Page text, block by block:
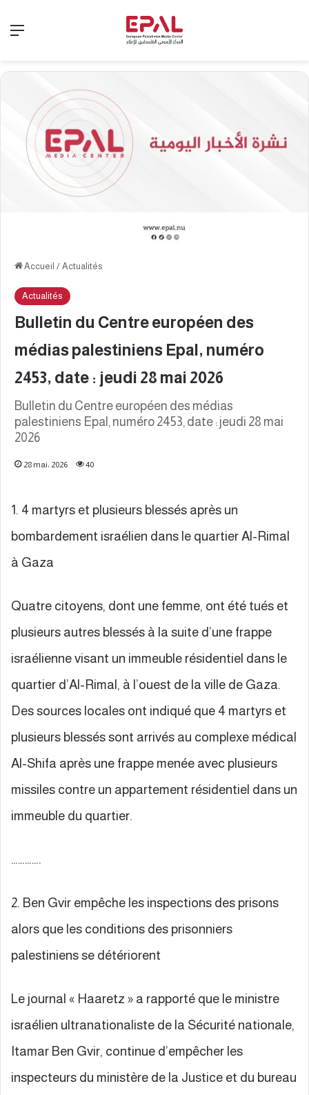
Accueil / Actualités
Actualités
Bulletin du Centre européen des
médias palestiniens Epal, numéro
2453, date : jeudi 28 mai 2026
Bulletin du Centre européen des médias
palestiniens Epal, numéro 2453, date : jeudi 28 mai
2026
28 mai، 2026 40
1. 4 martyrs et plusieurs blessés après un
bombardement israélien dans le quartier Al-Rimal
à Gaza
Quatre citoyens, dont une femme, ont été tués et
plusieurs autres blessés à la suite d’une frappe
israélienne visant un immeuble résidentiel dans le
quartier d’Al-Rimal, à l’ouest de la ville de Gaza.
Des sources locales ont indiqué que 4 martyrs et
plusieurs blessés sont arrivés au complexe médical
Al-Shifa après une frappe menée avec plusieurs
missiles contre un appartement résidentiel dans un
immeuble du quartier.
………….
2. Ben Gvir empêche les inspections des prisons
alors que les conditions des prisonniers
palestiniens se détériorent
Le journal « Haaretz » a rapporté que le ministre
israélien ultranationaliste de la Sécurité nationale,
Itamar Ben Gvir, continue d’empêcher les
inspecteurs du ministère de la Justice et du bureau